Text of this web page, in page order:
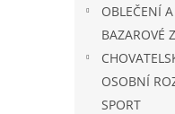
OBLEČENÍ
BAZAROVÉ
OSOBNÍ
SPORT